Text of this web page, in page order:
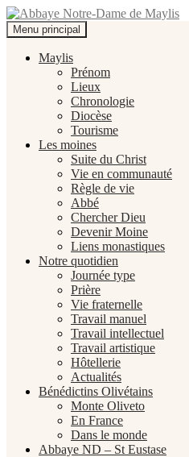
Abbaye Notre-
Recherche
Menu principal
au
Maylis
Prénom
Lieux
Chronologie
Diocèse
Tourisme
Les moines
Suite du Christ
Vie en communauté
Règle de vie
Abbé
Chercher Dieu
Devenir Moine
Liens monastiques
Notre quotidien
Journée type
Prière
Vie fraternelle
Travail manuel
Travail intellectuel
Travail artistique
Hôtellerie
Actualités
Bénédictins Olivétains
Monte Oliveto
En France
Dans le monde
Abbaye ND – St Eustase